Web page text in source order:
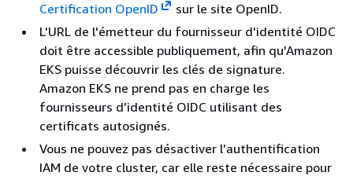
Certification OpenID
sur le site OpenID.
L'URL de l'émetteur du fournisseur d'identité OIDC
doit être accessible publiquement, afin qu'Amazon
EKS puisse découvrir les clés de signature.
Amazon EKS ne prend pas en charge les
fournisseurs d’identité OIDC utilisant des
certificats autosignés.
Vous ne pouvez pas désactiver l’authentification
IAM de votre cluster, car elle reste nécessaire pour